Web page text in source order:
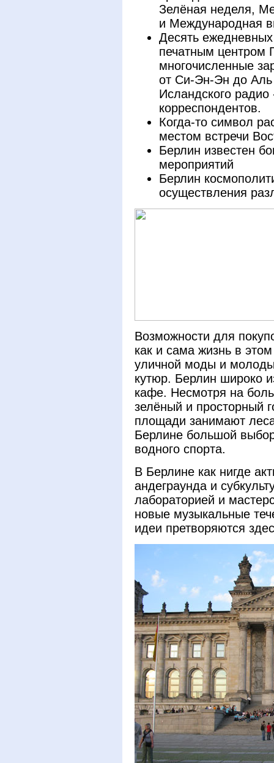
Зелёная неделя,
и Международная
Десять
печатным центром
многочисленные
от Си-Эн-Эн до
Исландского
корреспондентов.
Когда-то символ
местом встречи
Берлин известен
мероприятий
Берлин
осуществления
Возможности для
как и сама жизнь в
уличной моды и
кутюр. Берлин широко
кафе. Несмотря на
зелёный и просторный
площади занимают
Берлине большой
водного спорта.
В Берлине как нигде
андеграунда и
лабораторией и
новые музыкальные
идеи претворяются